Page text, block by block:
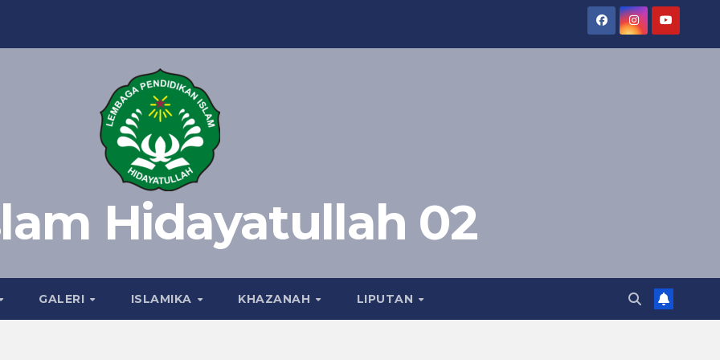
Hidayatullah 02
GALERI ISLAMIKA KHAZANAH LIPUTAN